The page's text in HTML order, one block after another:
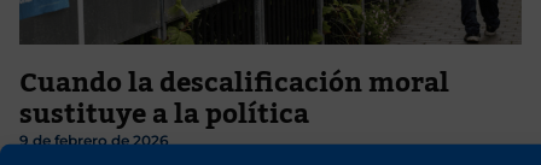
Cuando la descalificación moral
sustituye a la política
9 de febrero de 2026